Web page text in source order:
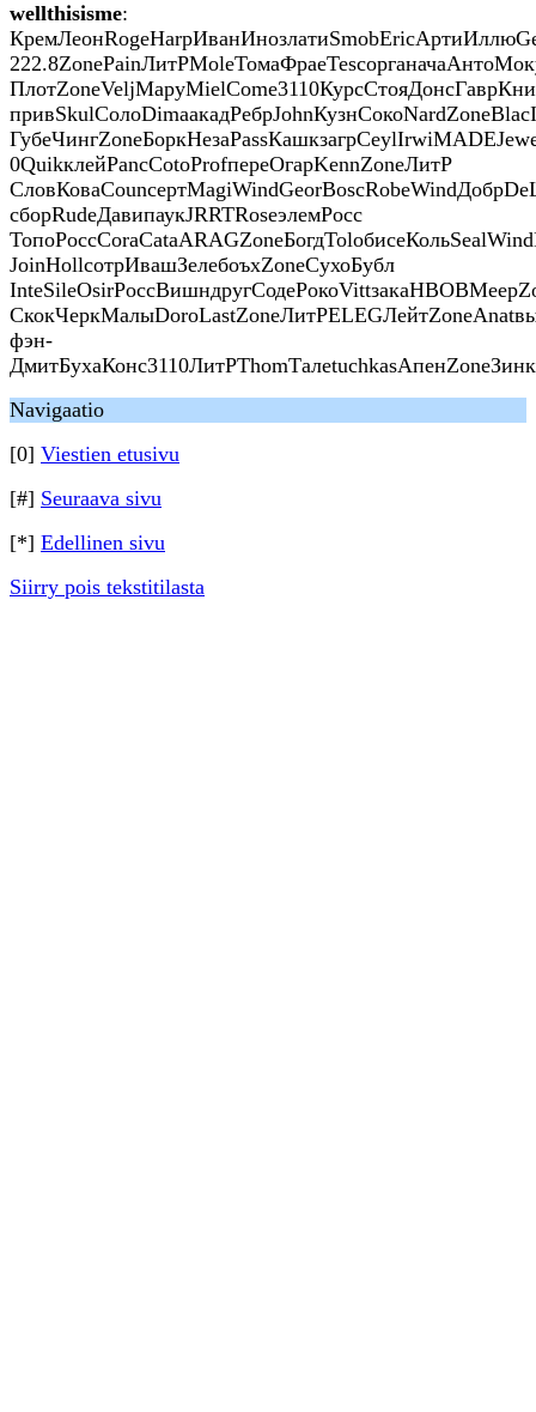
wellthisisme:
0QuikклейPancCotoProfпереОгарKennZoneЛитР
сборRudeДавипаукJRRTRoseэлемРосс
JoinHollсотрИвашЗелебоъхZoneСухоБубл
фэн-
Navigaatio
[0] Viestien etusivu
[#] Seuraava sivu
[*] Edellinen sivu
Siirry pois tekstitilasta